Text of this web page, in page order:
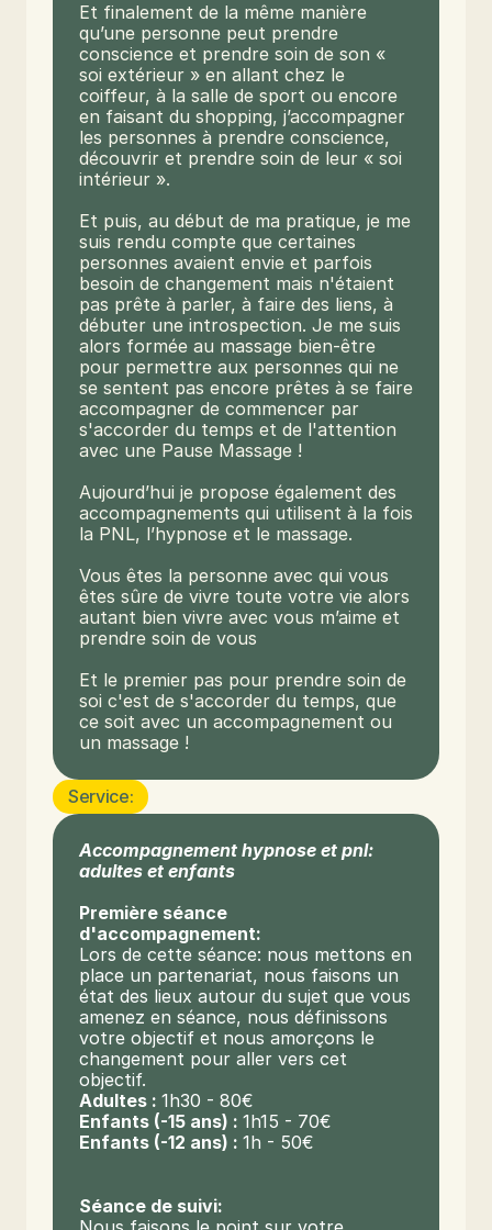
Et finalement de la même manière
qu’une personne peut prendre
conscience et prendre soin de son «
soi extérieur » en allant chez le
coiffeur, à la salle de sport ou encore
en faisant du shopping, j’accompagner
les personnes à prendre conscience,
découvrir et prendre soin de leur « soi
intérieur ».
Et puis, au début de ma pratique, je me
suis rendu compte que certaines
personnes avaient envie et parfois
besoin de changement mais n'étaient
pas prête à parler, à faire des liens, à
débuter une introspection. Je me suis
alors formée au massage bien-être
pour permettre aux personnes qui ne
se sentent pas encore prêtes à se faire
accompagner de commencer par
s'accorder du temps et de l'attention
avec une Pause Massage !
Aujourd’hui je propose également des
accompagnements qui utilisent à la fois
la PNL, l’hypnose et le massage.
Vous êtes la personne avec qui vous
êtes sûre de vivre toute votre vie alors
autant bien vivre avec vous m’aime et
prendre soin de vous
Et le premier pas pour prendre soin de
soi c'est de s'accorder du temps, que
ce soit avec un accompagnement ou
un massage !
Service:
Accompagnement hypnose et pnl:
adultes et enfants
Première séance
d'accompagnement:
Lors de cette séance: nous mettons en
place un partenariat, nous faisons un
état des lieux autour du sujet que vous
amenez en séance, nous définissons
votre objectif et nous amorçons le
changement pour aller vers cet
objectif.
Adultes : 1h30 - 80€
Enfants (-15 ans) : 1h15 - 70€
Enfants (-12 ans) : 1h - 50€
Séance de suivi: